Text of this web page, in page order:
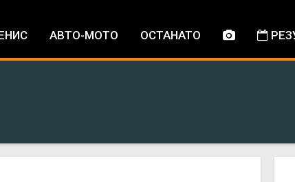
АВТО-МОТО ОСТАНАТО